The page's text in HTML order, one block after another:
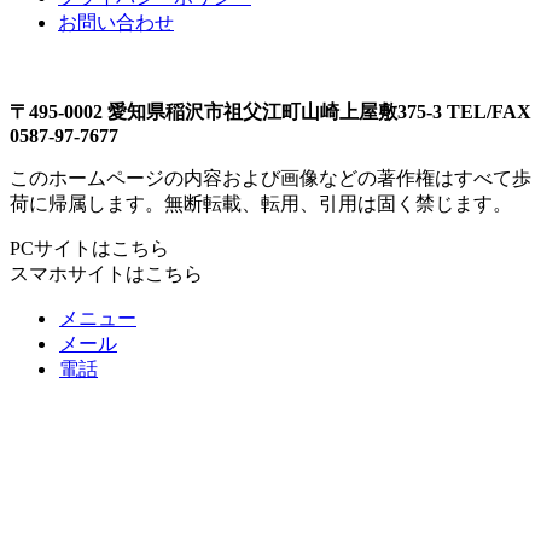
お問い合わせ
〒495-0002 愛知県稲沢市祖父江町山崎上屋敷375-3 TEL/FAX
0587-97-7677
このホームページの内容および画像などの著作権はすべて歩
荷に帰属します。無断転載、転用、引用は固く禁じます。
PCサイトはこちら
スマホサイトはこちら
メニュー
メール
電話